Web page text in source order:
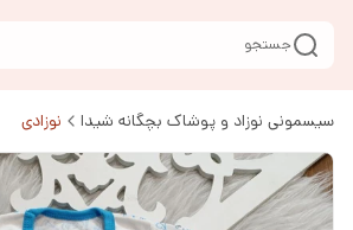
جستجو
سیسمونی نوزاد و پوشاک بچگانه شیدا نوزادی